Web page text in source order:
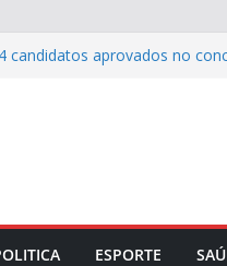
candidatos aprovados no
na homenagem aos pais no
entrega novo Centro de
ESPORTE